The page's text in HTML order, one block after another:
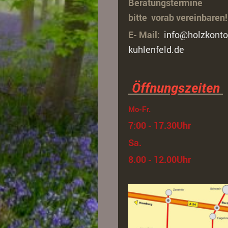
Beratungstermine
bitte vorab vereinbaren!
E- Mail:
kuhlenfeld.de
Öffnungszeiten
Mo-Fr.
7:00 - 17.30Uhr
Sa.
8.00 - 12.00Uhr